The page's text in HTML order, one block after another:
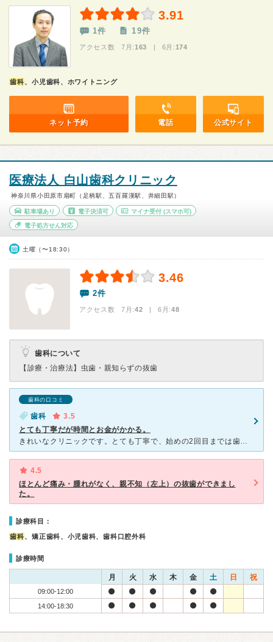
3.91
1件 19件
アクセス数 7月: 163 | 6月: 174
歯科、小児歯科、ホワイトニング
ネット予約 電話 公式サイト
医療法人 白山歯科クリニック
神奈川県小田原市扇町（足柄駅、五百羅漢駅、井細田駅）
駐車場あり 電子決済可 マイナ受付 (スマホ可)
電子処方せん対応
土曜（〜18:30）
3.46
2件
アクセス数 7月:42 | 6月:48
歯科について
【診療・治療法】 虫歯・親知らずの抜歯
歯科の口コミ
歯科
3.5
とても丁寧だが時間とお金がかかる。
きれいなクリニックです。とても丁寧で、始めの2回目までは歯科衛生士の方のみで事前準備、先生と話をするのは３回目くらいです。１回目は検査、2回目は歯のクリーニング、3回目から治療が始まります。普通３回く
4.5
ほとんど痛み・腫れがなく、親不知（左上）の抜歯ができまし
た。
診療科目：
歯科、矯正歯科、小児歯科、歯科口腔外科
診療時間
月 火 水 木 金 土 日 祝
09:00-12:00
14:00-18:30